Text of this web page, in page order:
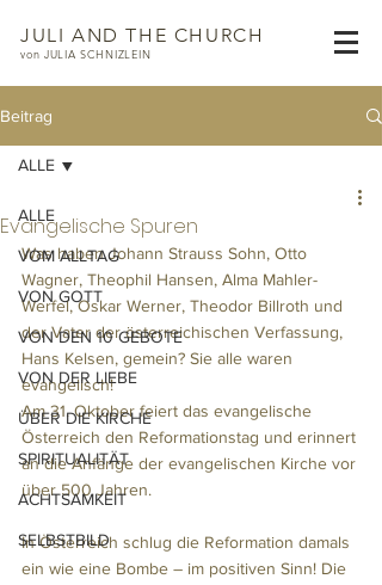
JULI AND THE CHURCH
von JULIA SCHNIZLEIN
Beitrag
ALLE
VOM ALLTAG
VON GOTT
VON DEN 10 GEBOTE
VON DER LIEBE
ÜBER DIE KIRCHE
SPIRITUALITÄT
ACHTSAMKEIT
SELBSTBILD
ALLE
Evangelische Spuren
Was haben Johann Strauss Sohn, Otto
Wagner, Theophil Hansen, Alma Mahler-
Werfel, Oskar Werner, Theodor Billroth und
der Vater der österreichischen Verfassung,
Hans Kelsen, gemein? Sie alle waren
evangelisch!
Am 31. Oktober feiert das evangelische
Österreich den Reformationstag und erinnert
an die Anfänge der evangelischen Kirche vor
über 500 Jahren.
In Österreich schlug die Reformation damals
ein wie eine Bombe – im positiven Sinn! Die